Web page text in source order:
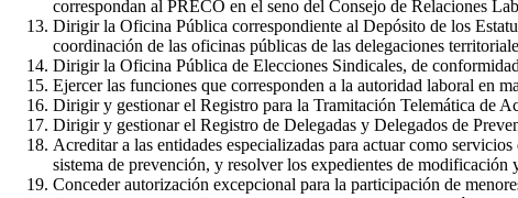
correspondan al PRECO en el seno del Consejo de Relaciones
Dirigir la Oficina Pública correspondiente al Depósito de los
coordinación de las oficinas públicas de las delegaciones
Dirigir la Oficina Pública de Elecciones Sindicales, de
Ejercer las funciones que corresponden a la autoridad laboral en
Dirigir y gestionar el Registro para la Tramitación Telemática de
Dirigir y gestionar el Registro de Delegadas y Delegados de
Acreditar a las entidades especializadas para actuar como
sistema de prevención, y resolver los expedientes de modificación
Conceder autorización excepcional para la participación de